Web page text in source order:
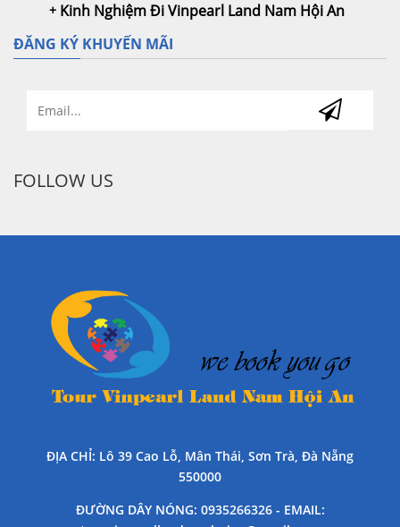
Kinh Nghiệm Đi Vinpearl Land Nam Hội An
ĐĂNG KÝ KHUYẾN MÃI
FOLLOW US
ĐỊA CHỈ: Lô 39 Cao Lỗ, Mân Thái, Sơn Trà, Đà Nẵng
550000
ĐƯỜNG DÂY NÓNG: 0935266326 - EMAIL: